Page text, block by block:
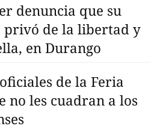
denuncia que su
privó de la libertad y
en Durango
de la Feria
no les cuadran a los